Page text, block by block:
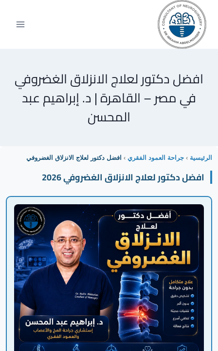
افضل دكتور لعلاج الانزلاق الغضروفي
في مصر – القاهرة | د. إبراهيم عبد
المحسن
الرئيسية › جراحة العمود الفقري › افضل دكتور لعلاج الانزلاق الغضروفي
افضل دكتور لعلاج الانزلاق الغضروفي 2026